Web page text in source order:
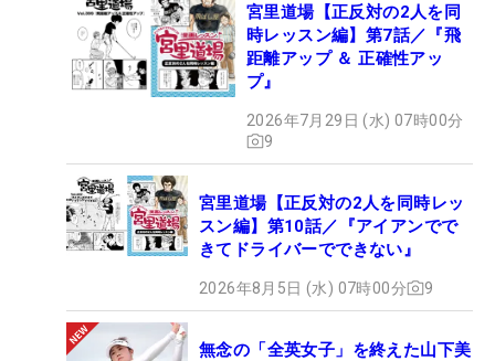
宮里道場【正反対の2人を同
時レッスン編】第7話／『飛
距離アップ ＆ 正確性アッ
プ』
2026年7月29日 (水) 07時00分
9
宮里道場【正反対の2人を同時レッ
スン編】第10話／『アイアンでで
きてドライバーでできない』
2026年8月5日 (水) 07時00分 9
無念の「全英女子」を終えた山下美